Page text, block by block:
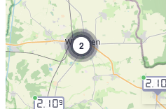
2.109
2